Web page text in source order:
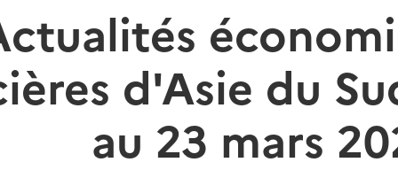
d'Asie du
au 23 mars